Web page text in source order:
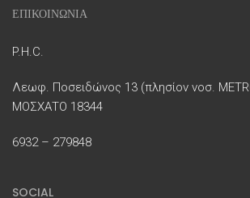
ΕΠΙΚΟΙΝΩΝΙΑ
P.H.C.
Λεωφ. Ποσειδώνος 13 (πλησίον νοσ.
ΜΟΣΧΑΤΟ 18344
6932 – 279848
SOCIAL